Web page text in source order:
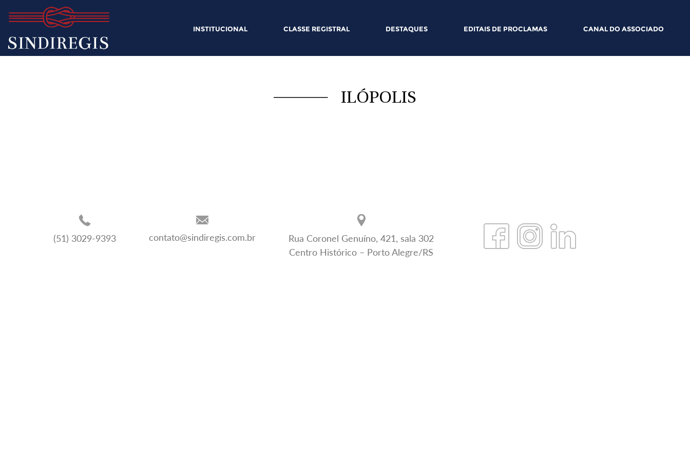
INSTITUCIONAL CLASSE REGISTRAL DESTAQUES EDITAIS DE PROCLAMAS CANAL DO ASSOCIADO
ILÓPOLIS
(51) 3029-9393 contato@sindiregis.com.br
Rua Coronel Genuíno, 421, sala 302
Centro Histórico – Porto Alegre/RS